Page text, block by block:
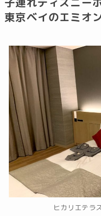
東京ベイのエミオ
ヒカリエテラ